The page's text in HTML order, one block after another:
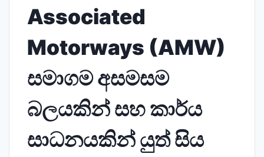
Associated
Motorways (AMW)
සමාගම අසමසම
බලයකින් සහ කාර්ය
සාධනයකින් යුත් සිය